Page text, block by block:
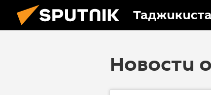
Новости